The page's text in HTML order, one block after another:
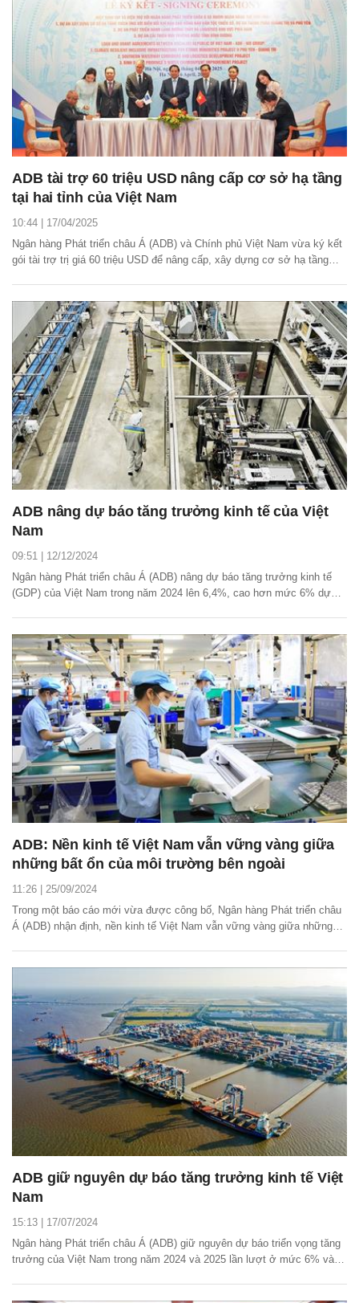
ADB tài trợ 60 triệu USD nâng cấp cơ sở hạ tầng
tại hai tỉnh của Việt Nam
10:44 | 17/04/2025
Ngân hàng Phát triển châu Á (ADB) và Chính phủ Việt Nam vừa ký kết
gói tài trợ trị giá 60 triệu USD để nâng cấp, xây dựng cơ sở hạ tầng
và Quảng Trị.
ADB nâng dự báo tăng trưởng kinh tế của Việt
Nam
09:51 | 12/12/2024
Ngân hàng Phát triển châu Á (ADB) nâng dự báo tăng trưởng kinh tế
(GDP) của Việt Nam trong năm 2024 lên 6,4%, cao hơn mức 6% dự
ADB: Nền kinh tế Việt Nam vẫn vững vàng giữa
những bất ổn của môi trường bên ngoài
11:26 | 25/09/2024
Trong một báo cáo mới vừa được công bố, Ngân hàng Phát triển châu
Á (ADB) nhận định, nền kinh tế Việt Nam vẫn vững vàng giữa những
ADB giữ nguyên dự báo tăng trưởng kinh tế Việt
Nam
15:13 | 17/07/2024
Ngân hàng Phát triển châu Á (ADB) giữ nguyên dự báo triển vọng tăng
trưởng của Việt Nam trong năm 2024 và 2025 lần lượt ở mức 6% và